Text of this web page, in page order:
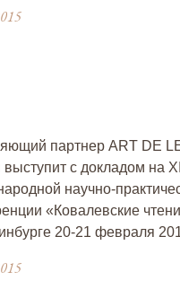
партнер ART DE
с докладом на XII
научно-
«Ковалевские
20-21 февраля